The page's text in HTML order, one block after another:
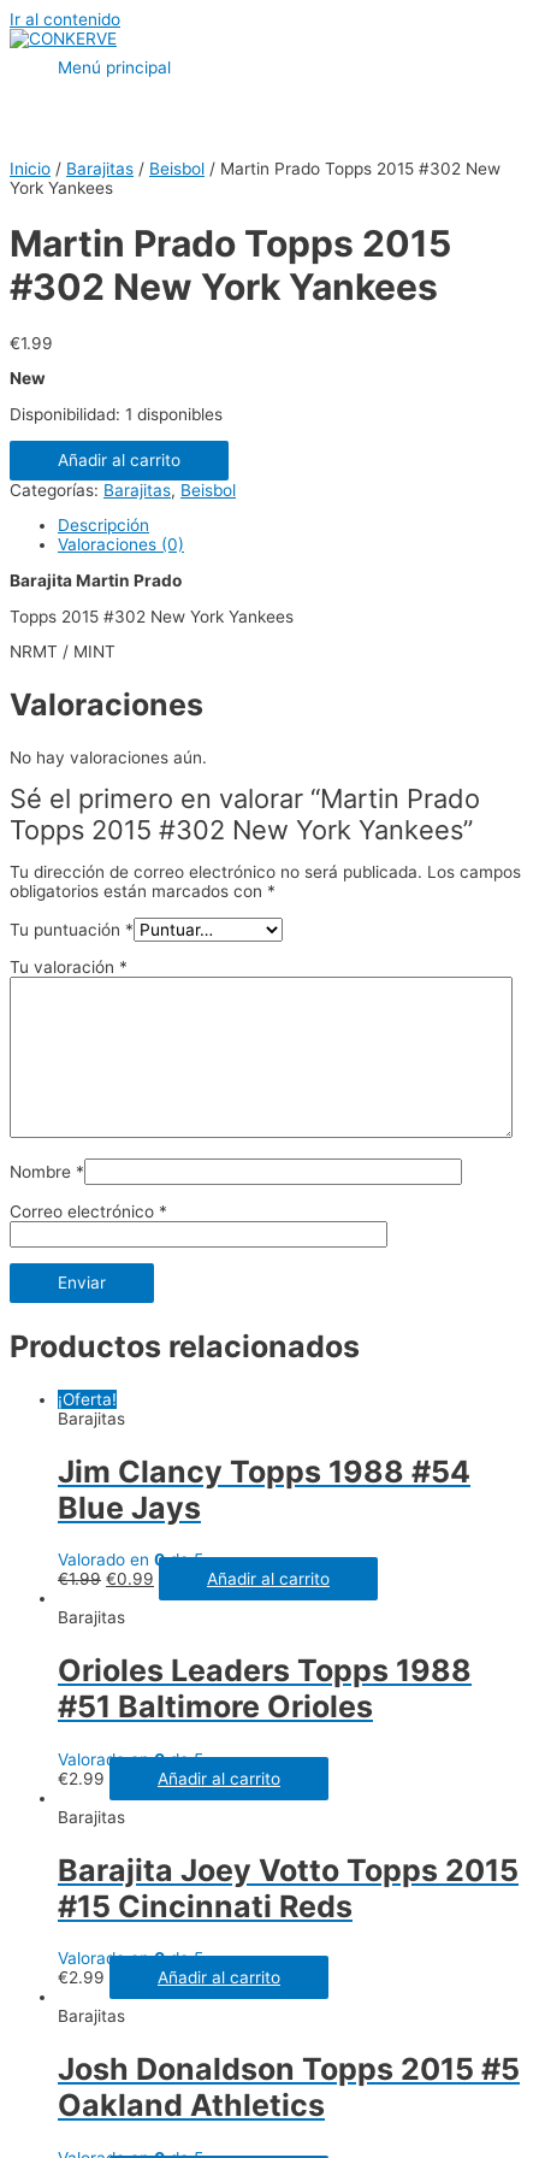
Ir al contenido
Menú principal
Inicio / Barajitas / Beisbol / Martin Prado Topps 2015 #302 New
York Yankees
Martin Prado Topps 2015
#302 New York Yankees
€1.99
New
Disponibilidad: 1 disponibles
Añadir al carrito
Categorías: Barajitas, Beisbol
Descripción
Valoraciones (0)
Barajita Martin Prado
Topps 2015 #302 New York Yankees
NRMT / MINT
Valoraciones
No hay valoraciones aún.
Sé el primero en valorar “Martin Prado
Topps 2015 #302 New York Yankees”
Tu dirección de correo electrónico no será publicada. Los campos
obligatorios están marcados con *
Tu puntuación *
Tu valoración *
Nombre *
Correo electrónico *
Productos relacionados
¡Oferta!
Barajitas
Jim Clancy Topps 1988 #54
Blue Jays
Valorado en 0de 5
€1.99 €0.99
Añadir al carrito
Barajitas
Orioles Leaders Topps 1988
#51 Baltimore Orioles
Valorado en0de 5
€2.99
Añadir al carrito
Barajitas
Barajita Joey Votto Topps 2015
#15 Cincinnati Reds
Valorado en0de 5
€2.99
Añadir al carrito
Barajitas
Josh Donaldson Topps 2015 #5
Oakland Athletics